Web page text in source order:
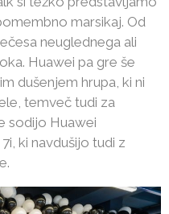
marsikaj. Od
neuglednega ali
Huawei pa gre še
dušenjem hrupa, ki ni
temveč tudi za
sodijo Huawei
ki navdušijo tudi z